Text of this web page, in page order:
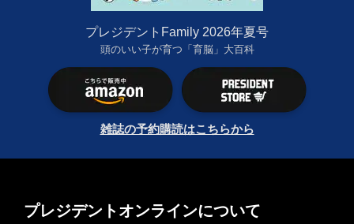
プレジデントFamily 2026年夏号
頭のいい子が育つ「育脳」大百科
雑誌の予約購読はこちらから
プレジデントオンラインについて